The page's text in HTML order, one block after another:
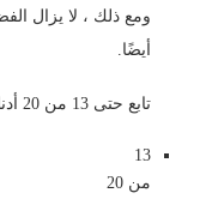
ومع ذلك ، لا يزال
أيضًا.
تابع حتى 13 من 20 أدناه.
13
من 20